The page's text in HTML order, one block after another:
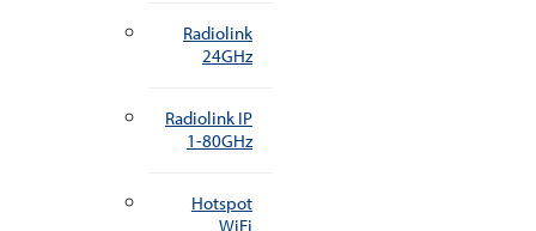
Radiolink
24GHz
Radiolink IP
1-80GHz
Hotspot
WiFi